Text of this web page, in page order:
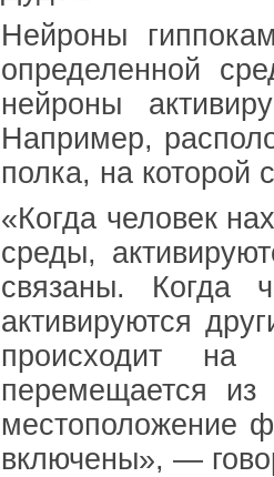
Нейроны
определенной
нейроны
Например,
полка, на которой
«Когда человек
среды,
связаны. Когда
активируются
происходит на
перемещается из
местоположение
включены», —